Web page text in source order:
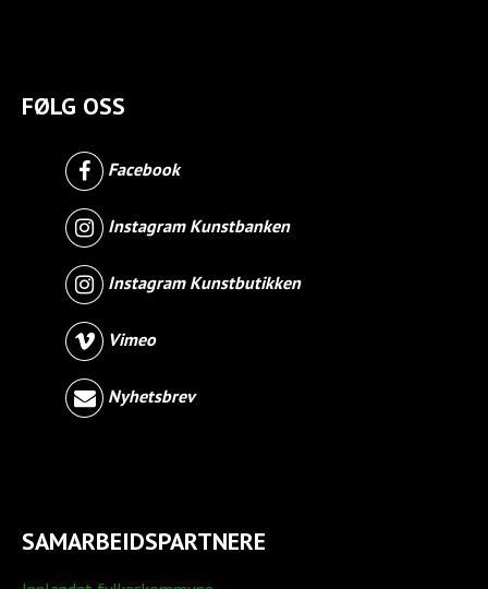
FØLG OSS
Facebook
Instagram Kunstbanken
Instagram Kunstbutikken
Vimeo
Nyhetsbrev
SAMARBEIDSPARTNERE